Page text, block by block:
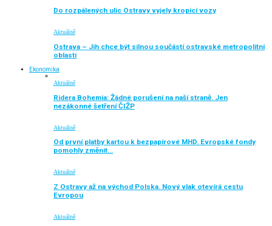
Do rozpálených ulic Ostravy vyjely kropicí vozy
Aktuálně
Ostrava – Jih chce být silnou součástí ostravské metropolitní
oblasti
Ekonomika
Aktuálně
Ridera Bohemia: Žádné porušení na naší straně. Jen
nezákonné šetření ČIŽP
Aktuálně
Od první platby kartou k bezpapírové MHD. Evropské fondy
pomohly změnit…
Aktuálně
Z Ostravy až na východ Polska. Nový vlak otevírá cestu
Evropou
Aktuálně